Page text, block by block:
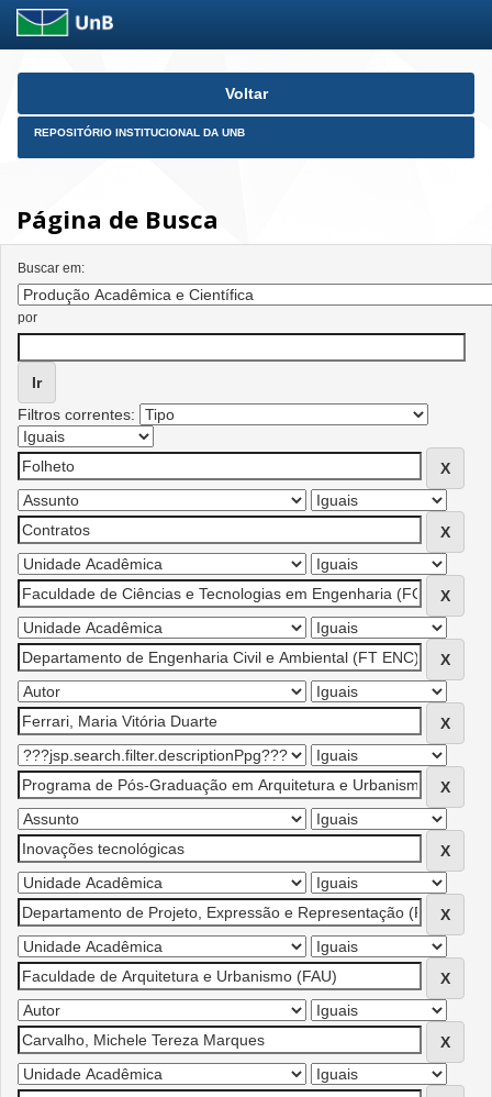
Skip
Voltar
REPOSITÓRIO INSTITUCIONAL DA UNB
Página de Busca
Buscar em:
por
Filtros correntes: